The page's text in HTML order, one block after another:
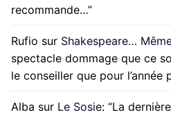
recommande…”
Rufio sur Shakespeare…
spectacle dommage que ce
le conseiller que pour l’année
Alba sur Le Sosie: “La